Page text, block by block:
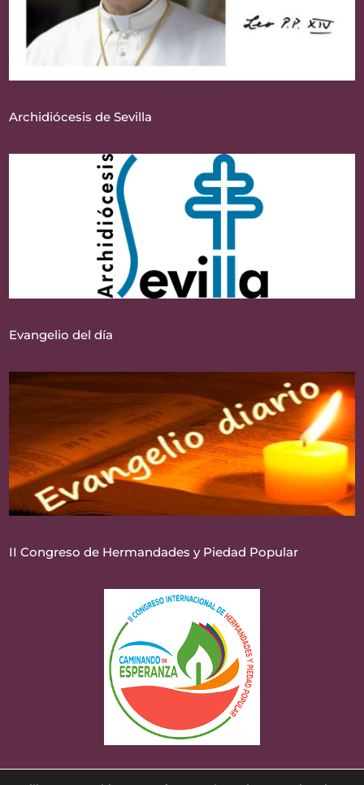
Archidiócesis de Sevilla
Evangelio del día
II Congreso de Hermandades y Piedad Popular